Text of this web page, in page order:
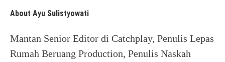
About Ayu Sulistyowati
Mantan Senior Editor di Catchplay, Penulis Lepas
Rumah Beruang Production, Penulis Naskah